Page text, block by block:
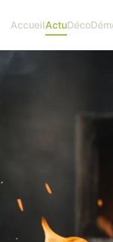
AccueilActuDéco